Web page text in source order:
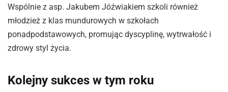
Wspólnie z asp. Jakubem Jóźwiakiem szkoli również
młodzież z klas mundurowych w szkołach
ponadpodstawowych, promując dyscyplinę, wytrwałość i
zdrowy styl życia.
Kolejny sukces w tym roku